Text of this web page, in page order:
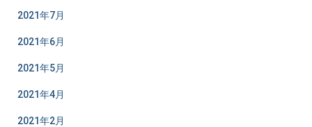
2021年7月
2021年6月
2021年5月
2021年4月
2021年2月